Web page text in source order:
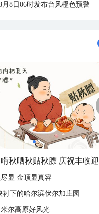
8日06时发布台风橙色预警
显 金顶显真容
下的哈尔滨伏尔加庄园
尔高原好风光